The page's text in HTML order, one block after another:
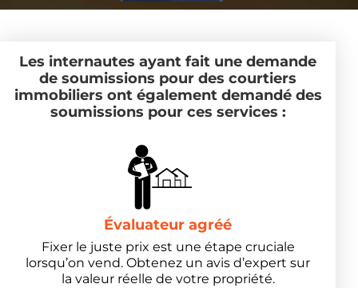
Les internautes ayant fait une demande
de soumissions pour des courtiers
immobiliers ont également demandé des
soumissions pour ces services :
Évaluateur agréé
Fixer le juste prix est une étape cruciale
lorsqu’on vend. Obtenez un avis d’expert sur
la valeur réelle de votre propriété.